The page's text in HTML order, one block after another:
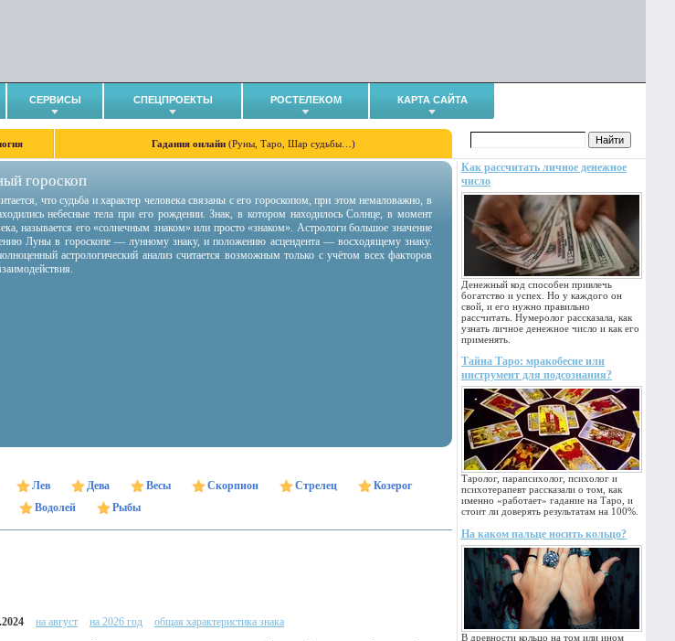
СЕРВИСЫ СПЕЦПРОЕКТЫ РОСТЕЛЕКОМ КАРТА САЙТА
Гадания онлайн (Руны, Таро, Шар судьбы…)
Как рассчитать личное денежное
число
Денежный код способен привлечь
богатство и успех. Но у каждого он
свой, и его нужно правильно
рассчитать. Нумеролог рассказала, как
узнать личное денежное число и как его
применять.
Тайна Таро: мракобесие или
инструмент для подсознания?
Таролог, парапсихолог, психолог и
психотерапевт рассказали о том, как
именно «работает» гадание на Таро, и
стоит ли доверять результатам на 100%.
На каком пальце носить кольцо?
В древности кольцо на том или ином
гороскоп
что судьба и характер человека связаны с его гороскопом, при этом немаловажно, в
небесные тела при его рождении. Знак, в котором находилось Солнце, в момент
называется его «солнечным знаком» или просто «знаком». Астрологи большое значение
Луны в гороскопе — лунному знаку, и положению асцендента — восходящему знаку.
астрологический анализ считается возможным только с учётом всех факторов
Лев Дева Весы Скорпион Стрелец
Козерог
Водолей
Рыбы
на август на 2026 год
общая характеристика знака